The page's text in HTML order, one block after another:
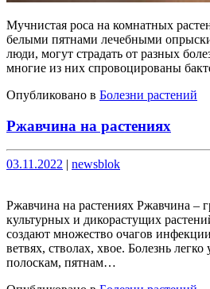
Мучнистая роса на комнатных
белыми пятнами лечебными
люди, могут страдать от разных
многие из них спровоцированы
Опубликовано в Болезни растений
Ржавчина на растениях
Опубликовано
03.11.2022 | Опубликовано
newsblok
Ржавчина на растениях Ржавчина –
культурных и дикорастущих
создают множество очагов
ветвях, стволах, хвое. Болезнь
полоскам, пятнам…